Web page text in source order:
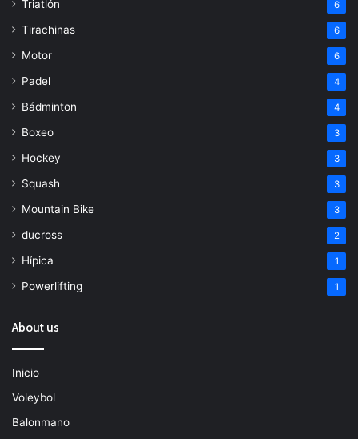
Triatlón 6
Tirachinas 6
Motor 6
Padel 4
Bádminton 4
Boxeo 3
Hockey 3
Squash 3
Mountain Bike 3
ducross 2
Hípica 1
Powerlifting 1
About us
Inicio
Voleybol
Balonmano